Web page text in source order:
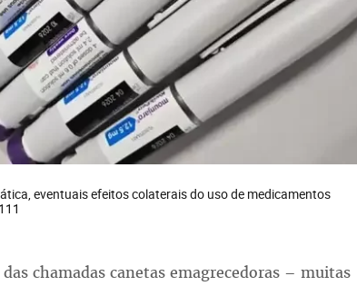
eventuais efeitos colaterais do uso de medicamentos
chamadas canetas emagrecedoras – muitas